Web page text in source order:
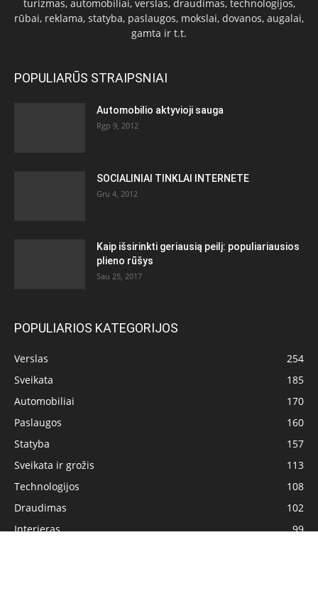
turizmas, automobiliai, verslas, draudimas, technologijos,
rūbai, reklama, statyba, paslaugos, mokslai, dovanos, augalai,
gamta ir t.t.
POPULIARŪS STRAIPSNIAI
Automobilio aktyvioji sauga
Rgp 9, 2012
SOCIALINIAI TINKLAI INTERNETE
Gru 4, 2012
Kaip išsirinkti geriausią peilį: populiariausios
plieno rūšys
Sau 25, 2017
POPULIARIOS KATEGORIJOS
Verslas
254
Sveikata
185
Automobiliai
170
Paslaugos
160
Statyba
157
Sveikata ir grožis
113
Technologijos
108
Draudimas
102
Interjeras
99